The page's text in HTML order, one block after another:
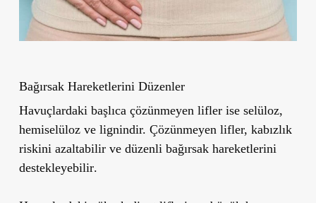
Bağırsak Hareketlerini Düzenler
Havuçlardaki başlıca çözünmeyen liflerise selüloz,
hemiselülozve lignindir. Çözünmeyen lifler, kabızlık
riskini azaltabilirve düzenli bağırsak hareketlerini
destekleyebilir.